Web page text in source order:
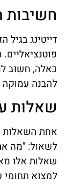
חשיבות
דייטינג
כאלה, חשוב
להבנה עמוקה
שאלות
אחת השאלות
לשאול: "מה
שאלות אלו
למצוא תחומי